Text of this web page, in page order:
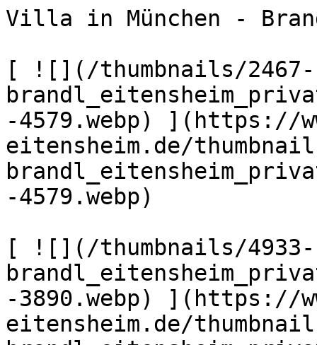
Villa in München -
[ ![](/thumbnails/2467-
-4579.webp) ](https://
eitensheim.de/
-4579.webp)
[ ![](/thumbnails/4933-
-3890.webp) ](https://
eitensheim.de/